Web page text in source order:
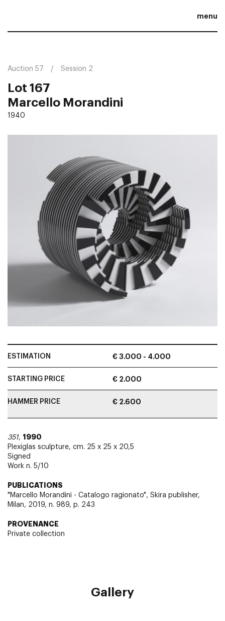
menu
Auction 57 Session 2
Lot 167
Marcello Morandini
1940
ESTIMATION € 3.000 - 4.000
STARTING PRICE € 2.000
HAMMER PRICE € 2.600
351, 1990
Plexiglas sculpture, cm. 25 x 25 x 20,5
Signed
Work n. 5/10
PUBLICATIONS
"Marcello Morandini - Catalogo ragionato", Skira publisher,
Milan, 2019, n. 989, p. 243
PROVENANCE
Private collection
Gallery